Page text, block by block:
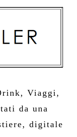
Viaggi,
da una
digitale